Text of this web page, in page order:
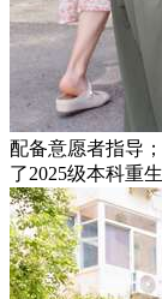
配备意愿者指导
了2025级本科重生